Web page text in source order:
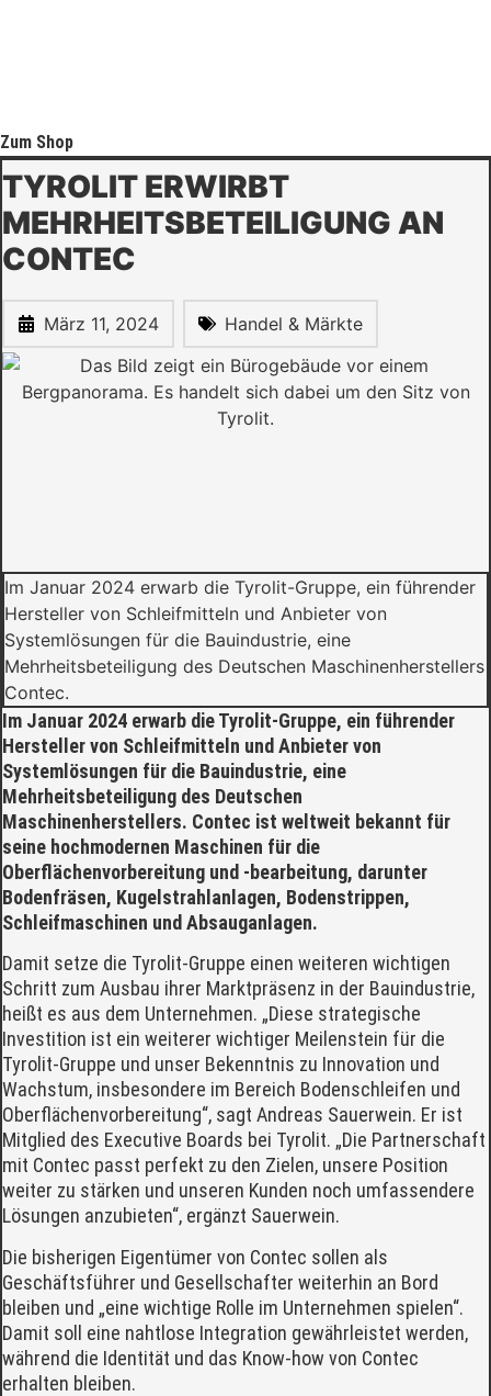
Zum Shop
TYROLIT ERWIRBT
MEHRHEITSBETEILIGUNG AN
CONTEC
März 11, 2024 Handel & Märkte
Im Januar 2024 erwarb die Tyrolit-Gruppe, ein führender
Hersteller von Schleifmitteln und Anbieter von
Systemlösungen für die Bauindustrie, eine
Mehrheitsbeteiligung des Deutschen Maschinenherstellers
Contec.
Im Januar 2024 erwarb die Tyrolit-Gruppe, ein führender
Hersteller von Schleifmitteln und Anbieter von
Systemlösungen für die Bauindustrie, eine
Mehrheitsbeteiligung des Deutschen
Maschinenherstellers. Contec ist weltweit bekannt für
seine hochmodernen Maschinen für die
Oberflächenvorbereitung und -bearbeitung, darunter
Bodenfräsen, Kugelstrahlanlagen, Bodenstrippen,
Schleifmaschinen und Absauganlagen.
Damit setze die Tyrolit-Gruppe einen weiteren wichtigen
Schritt zum Ausbau ihrer Marktpräsenz in der Bauindustrie,
heißt es aus dem Unternehmen. „Diese strategische
Investition ist ein weiterer wichtiger Meilenstein für die
Tyrolit-Gruppe und unser Bekenntnis zu Innovation und
Wachstum, insbesondere im Bereich Bodenschleifen und
Oberflächenvorbereitung“, sagt Andreas Sauerwein. Er ist
Mitglied des Executive Boards bei Tyrolit. „Die Partnerschaft
mit Contec passt perfekt zu den Zielen, unsere Position
weiter zu stärken und unseren Kunden noch umfassendere
Lösungen anzubieten“, ergänzt Sauerwein.
Die bisherigen Eigentümer von Contec sollen als
Geschäftsführer und Gesellschafter weiterhin an Bord
bleiben und „eine wichtige Rolle im Unternehmen spielen“.
Damit soll eine nahtlose Integration gewährleistet werden,
während die Identität und das Know-how von Contec
erhalten bleiben.